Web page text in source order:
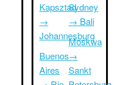
Kapsztad
→
Johannesburg
Buenos
Aires
Sydney
→ Bali
Moskwa
→
Sankt